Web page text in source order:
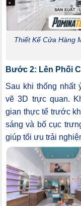
Thiết Kế Cửa Hàng
Bước 2: Lên Phối
Sau khi thống nhất
vẽ 3D trực quan.
gian thực tế trước
sáng và bố cục
giúp tối ưu trải